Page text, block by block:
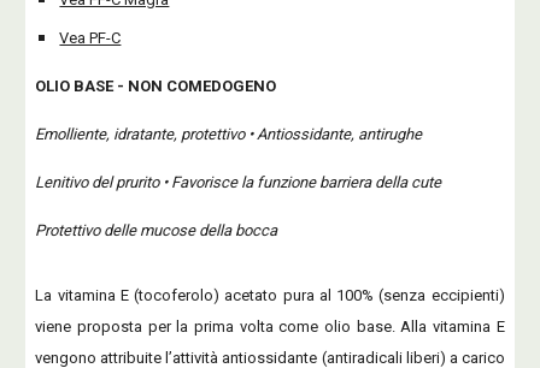
Vea PF-C
OLIO BASE - NON COMEDOGENO
Emolliente, idratante, protettivo • Antiossidante, antirughe
Lenitivo del prurito • Favorisce la funzione barriera della cute
Protettivo delle mucose della bocca
La vitamina E (tocoferolo) acetato pura al 100% (senza eccipienti)
viene proposta per la prima volta come olio base. Alla vitamina E
vengono attribuite l’attività antiossidante (antiradicali liberi) a carico